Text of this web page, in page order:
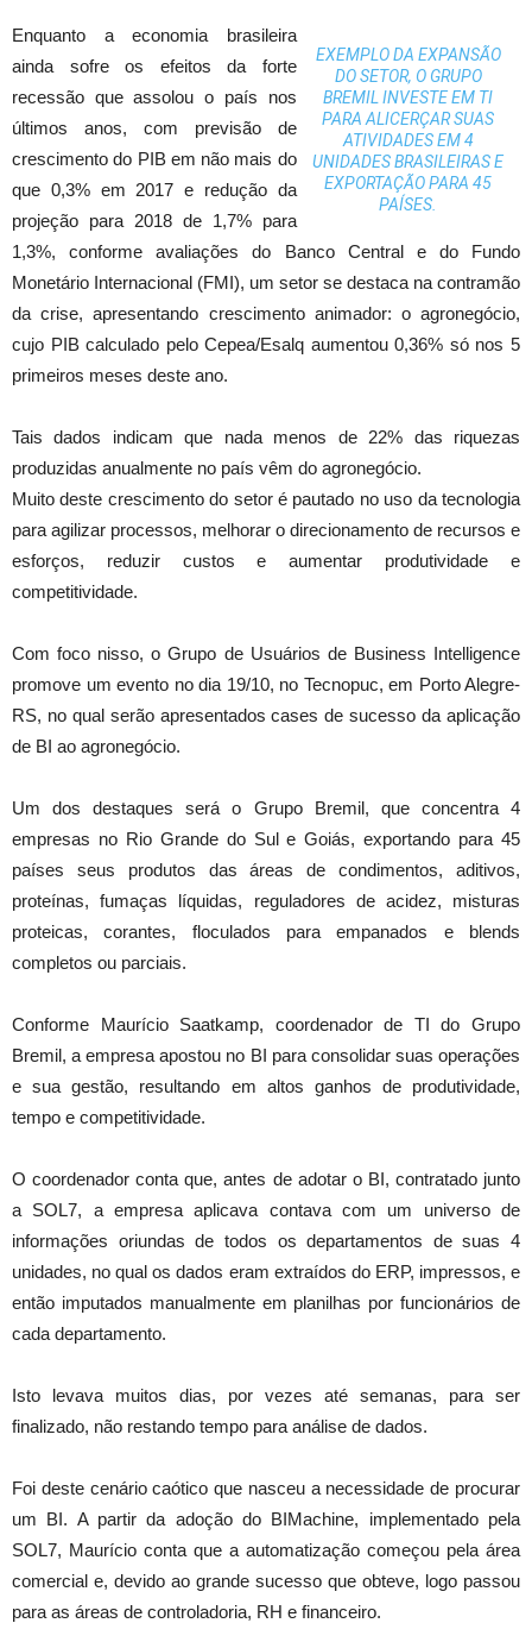
EXEMPLO DA EXPANSÃO
DO SETOR, O GRUPO
BREMIL INVESTE EM TI
PARA ALICERÇAR SUAS
ATIVIDADES EM 4
UNIDADES BRASILEIRAS E
EXPORTAÇÃO PARA 45
PAÍSES.
Enquanto a economia brasileira
ainda sofre os efeitos da forte
recessão que assolou o país nos
últimos anos, com previsão de
crescimento do PIB em não mais do
que 0,3% em 2017 e redução da
projeção para 2018 de 1,7% para
1,3%, conforme avaliações do Banco Central e do Fundo
Monetário Internacional (FMI), um setor se destaca na contramão
da crise, apresentando crescimento animador: o agronegócio,
cujo PIB calculado pelo Cepea/Esalq aumentou 0,36% só nos 5
primeiros meses deste ano.
Tais dados indicam que nada menos de 22% das riquezas
produzidas anualmente no país vêm do agronegócio.
Muito deste crescimento do setor é pautado no uso da tecnologia
para agilizar processos, melhorar o direcionamento de recursos e
esforços, reduzir custos e aumentar produtividade e
competitividade.
Com foco nisso, o Grupo de Usuários de Business Intelligence
promove um evento no dia 19/10, no Tecnopuc, em Porto Alegre-
RS, no qual serão apresentados cases de sucesso da aplicação
de BI ao agronegócio.
Um dos destaques será o Grupo Bremil, que concentra 4
empresas no Rio Grande do Sul e Goiás, exportando para 45
países seus produtos das áreas de condimentos, aditivos,
proteínas, fumaças líquidas, reguladores de acidez, misturas
proteicas, corantes, floculados para empanados e blends
completos ou parciais.
Conforme Maurício Saatkamp, coordenador de TI do Grupo
Bremil, a empresa apostou no BI para consolidar suas operações
e sua gestão, resultando em altos ganhos de produtividade,
tempo e competitividade.
O coordenador conta que, antes de adotar o BI, contratado junto
a SOL7, a empresa aplicava contava com um universo de
informações oriundas de todos os departamentos de suas 4
unidades, no qual os dados eram extraídos do ERP, impressos, e
então imputados manualmente em planilhas por funcionários de
cada departamento.
Isto levava muitos dias, por vezes até semanas, para ser
finalizado, não restando tempo para análise de dados.
Foi deste cenário caótico que nasceu a necessidade de procurar
um BI. A partir da adoção do BIMachine, implementado pela
SOL7, Maurício conta que a automatização começou pela área
comercial e, devido ao grande sucesso que obteve, logo passou
para as áreas de controladoria, RH e financeiro.